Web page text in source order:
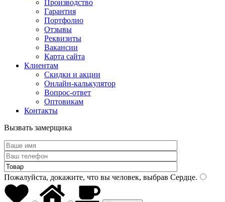
Производство
Гарантия
Портфолио
Отзывы
Реквизиты
Вакансии
Карта сайта
Клиентам
Скидки и акции
Онлайн-калькулятор
Вопрос-ответ
Оптовикам
Контакты
Вызвать замерщика
Пожалуйста, докажите, что вы человек, выбрав Сердце.